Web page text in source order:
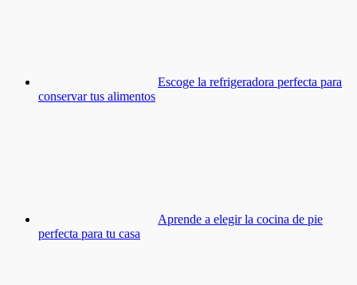
Escoge la refrigeradora perfecta para
conservar tus alimentos
Aprende a elegir la cocina de pie
perfecta para tu casa